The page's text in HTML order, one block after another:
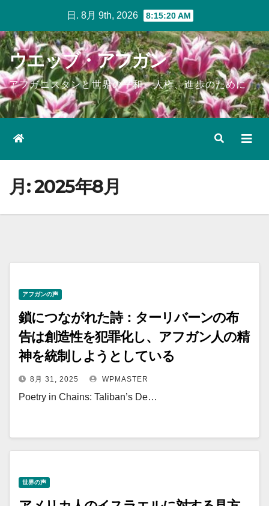
content
日. 8月 9th, 2026 8:15:20 AM
ウエッブ・アフガン
アフガニスタンと世界の平和、人権、進歩のために
月:2025年8月
アフガンの声
鎖につながれた詩：ターリバーンの布
告は創造性を犯罪化し、アフガン人の精
神を統制しようとしている
8月 31, 2025 WPMASTER
Poetry in Chains: Taliban’s De…
世界の声